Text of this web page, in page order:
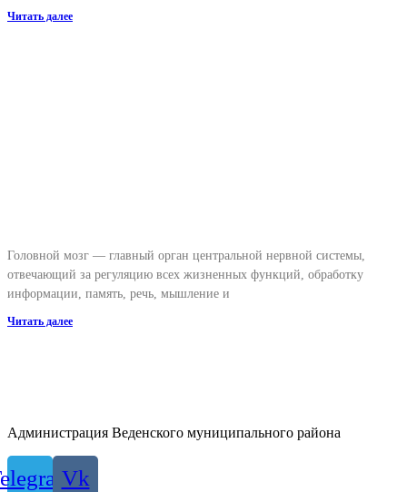
Читать далее
Головной мозг — главный орган центральной нервной системы,
отвечающий за регуляцию всех жизненных функций, обработку
информации, память, речь, мышление и
Читать далее
Администрация Веденского муниципального района
Vk